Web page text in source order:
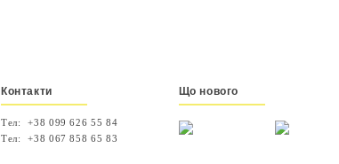
Контакти
Тел:
+38 099 626 55 84
Тел:
+38 067 858 65 83
Що нового